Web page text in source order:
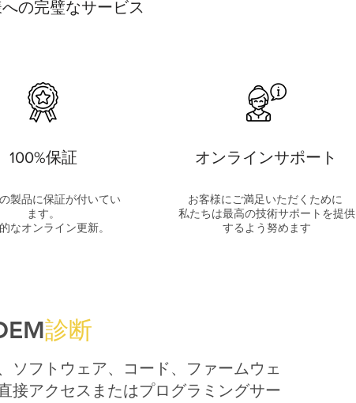
の完璧なサービス
100%保証
製品に保証が付いてい
ます。
なオンライン更新。
オンラインサポート
お客様にご満足いただくために
私たちは最高の技術サポートを提供
するよう努めます
診断
ソフトウェア、コード、ファームウェ
接アクセスまたはプログラミングサー